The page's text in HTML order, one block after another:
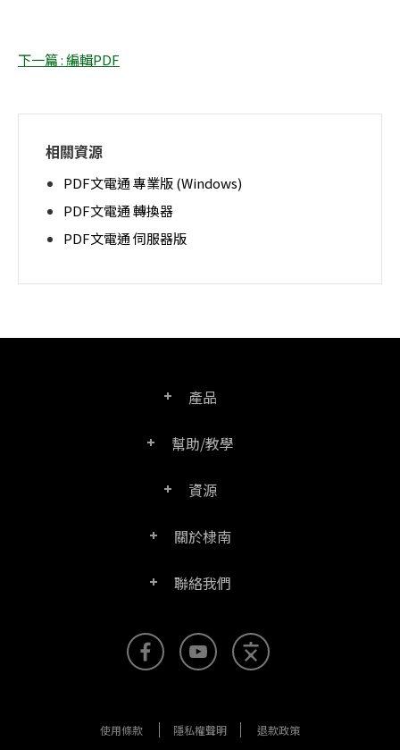
下一篇 : 編輯PDF
相關資源
PDF文電通 專業版 (Windows)
PDF文電通 轉換器
PDF文電通 伺服器版
產品
PDF文電通專業版
Right PDF Reader (行動版)
幫助/教學
常見問題
使用手冊
資源
產品/授權比較表
SDK資源 (伺服器版適用)
關於棣南
公司介紹
官方部落格
聯絡我們
聯絡銷售
使用條款 隱私權聲明 退款政策